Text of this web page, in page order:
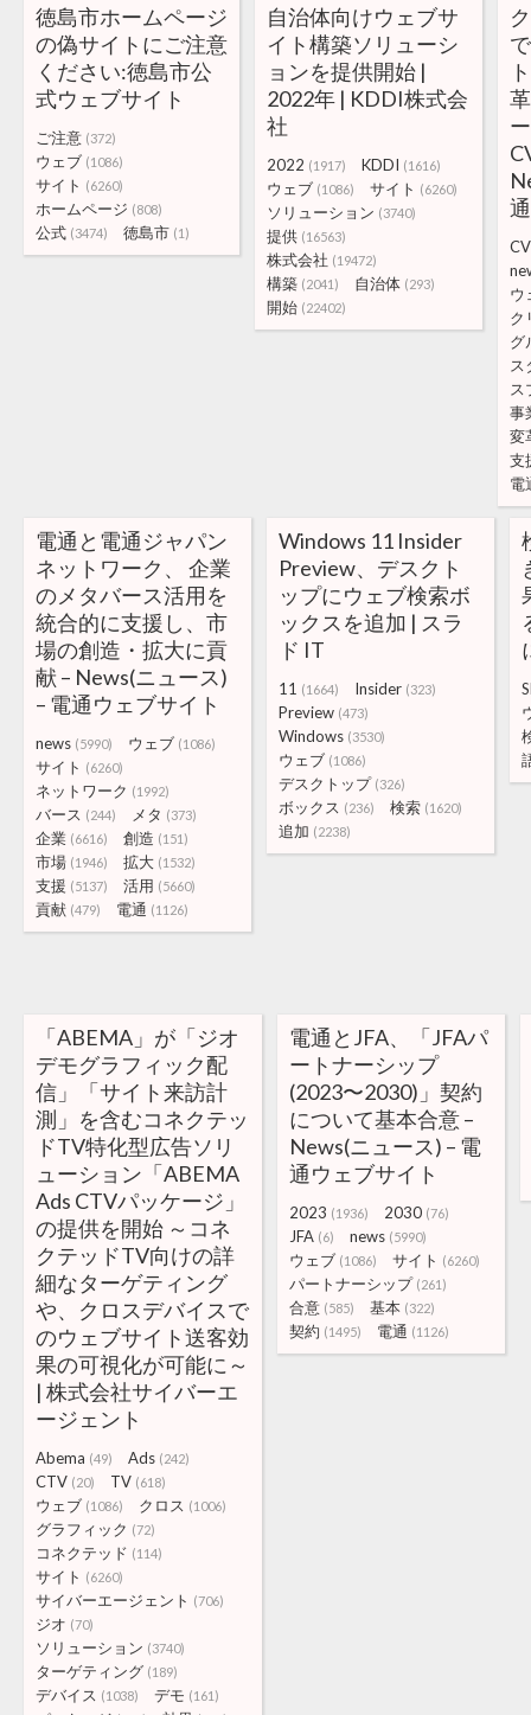
徳島市ホームページ
の偽サイトにご注意
ください:徳島市公
式ウェブサイト
ご注意 (372)
ウェブ (1086)
サイト (6260)
ホームページ (808)
公式 (3474) 徳島市 (1)
自治体向けウェブサ
イト構築ソリューシ
ョンを提供開始 |
2022年 | KDDI株式会
社
2022 (1917) KDDI (1616)
ウェブ (1086) サイト (6260)
ソリューション (3740)
提供 (16563)
株式会社 (19472)
構築 (2041) 自治体 (293)
開始 (22402)
ウ
ク
グ
ス
ス
事
変
支
電
電通と電通ジャパン
ネットワーク、 企業
のメタバース活用を
統合的に支援し、市
場の創造・拡大に貢
献 – News(ニュース)
– 電通ウェブサイト
news (5990) ウェブ (1086)
サイト (6260)
ネットワーク (1992)
バース (244) メタ (373)
企業 (6616) 創造 (151)
市場 (1946) 拡大 (1532)
支援 (5137) 活用 (5660)
貢献 (479) 電通 (1126)
Windows 11 Insider
Preview、デスクト
ップにウェブ検索ボ
ックスを追加 | スラ
ド IT
11 (1664) Insider (323)
Preview (473)
Windows (3530)
ウェブ (1086)
デスクトップ (326)
ボックス (236) 検索 (1620)
追加 (2238)
「ABEMA」が「ジオ
デモグラフィック配
信」「サイト来訪計
測」を含むコネクテッ
ドTV特化型広告ソリ
ューション「ABEMA
Ads CTVパッケージ」
の提供を開始 ～コネ
クテッドTV向けの詳
細なターゲティング
や、クロスデバイスで
のウェブサイト送客効
果の可視化が可能に～
| 株式会社サイバーエ
ージェント
Abema (49) Ads (242)
CTV (20) TV (618)
ウェブ (1086) クロス (1006)
グラフィック (72)
コネクテッド (114)
サイト (6260)
サイバーエージェント (706)
ジオ (70)
ソリューション (3740)
ターゲティング (189)
デバイス (1038) デモ (161)
電通とJFA、「JFAパ
ートナーシップ
(2023〜2030)」契約
について基本合意 –
News(ニュース) – 電
通ウェブサイト
2023 (1936) 2030 (76)
JFA (6) news (5990)
ウェブ (1086) サイト (6260)
パートナーシップ (261)
合意 (585) 基本 (322)
契約 (1495) 電通 (1126)